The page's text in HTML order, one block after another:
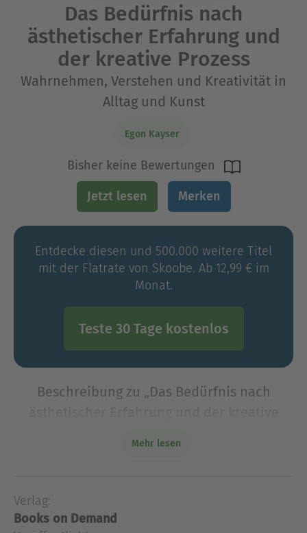
Das Bedürfnis nach
ästhetischer Erfahrung und
der kreative Prozess
Wahrnehmen, Verstehen und Kreativität in
Alltag und Kunst
Egon Kayser
Bisher keine Bewertungen
Jetzt lesen Merken
Entdecke diesen und 500.000 weitere Titel
mit der Flatrate von Skoobe. Ab 12,99 € im
Monat.
Teste 30 Tage kostenlos
Beschreibung zu „Das Bedürfnis nach
Prozess der Bildbetrachtung im Bereich der
vormodernen und der modernen Kunst? Ein
Prozessmodell von Alltags-
Mehr lesen
Verlag:
Books on Demand